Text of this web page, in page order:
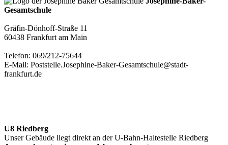
Gesamtschule
Gräfin-Dönhoff-Straße 11
60438 Frankfurt am Main
Telefon: 069/212-75644
E-Mail: Poststelle.Josephine-Baker-Gesamtschule@stadt-
frankfurt.de
U8 Riedberg
Unser Gebäude liegt direkt an der U-Bahn-Haltestelle Riedberg